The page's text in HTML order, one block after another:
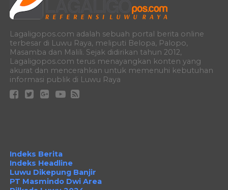
Lagaligopos.com adalah sebuah portal berita online
terbesar di Luwu Raya, meliputi Belopa, Palopo,
Masamba dan Malili. Sejak didirikan tahun 2012,
Lagaligopos.com terus menayangkan konten yang
akurat dan mencerahkan untuk memenuhi kebutuhan
informasi publik di Luwu Raya
Indeks Berita
Indeks Headline
Luwu Dikepung Banjir
PT Masmindo Dwi Area